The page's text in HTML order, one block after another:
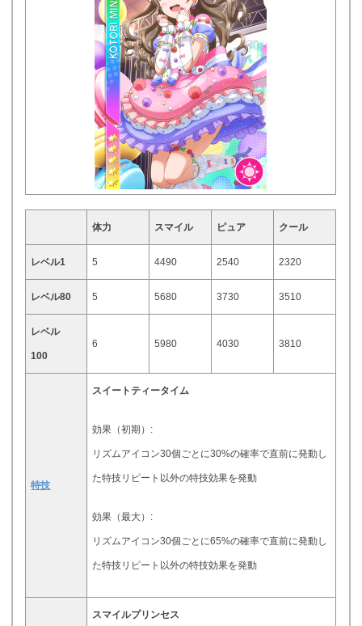
体力 スマイル ピュア クール
レベル1 5 4490 2540 2320
レベル80 5 5680 3730 3510
レベル
100
6 5980 4030 3810
特技
スイートティータイム
効果（初期）:
リズムアイコン30個ごとに30%の確率で直前に発動し
た特技リピート以外の特技効果を発動
効果（最大）:
リズムアイコン30個ごとに65%の確率で直前に発動し
た特技リピート以外の特技効果を発動
スマイルプリンセス